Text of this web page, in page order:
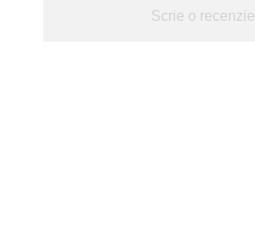
Scrie o recenzie